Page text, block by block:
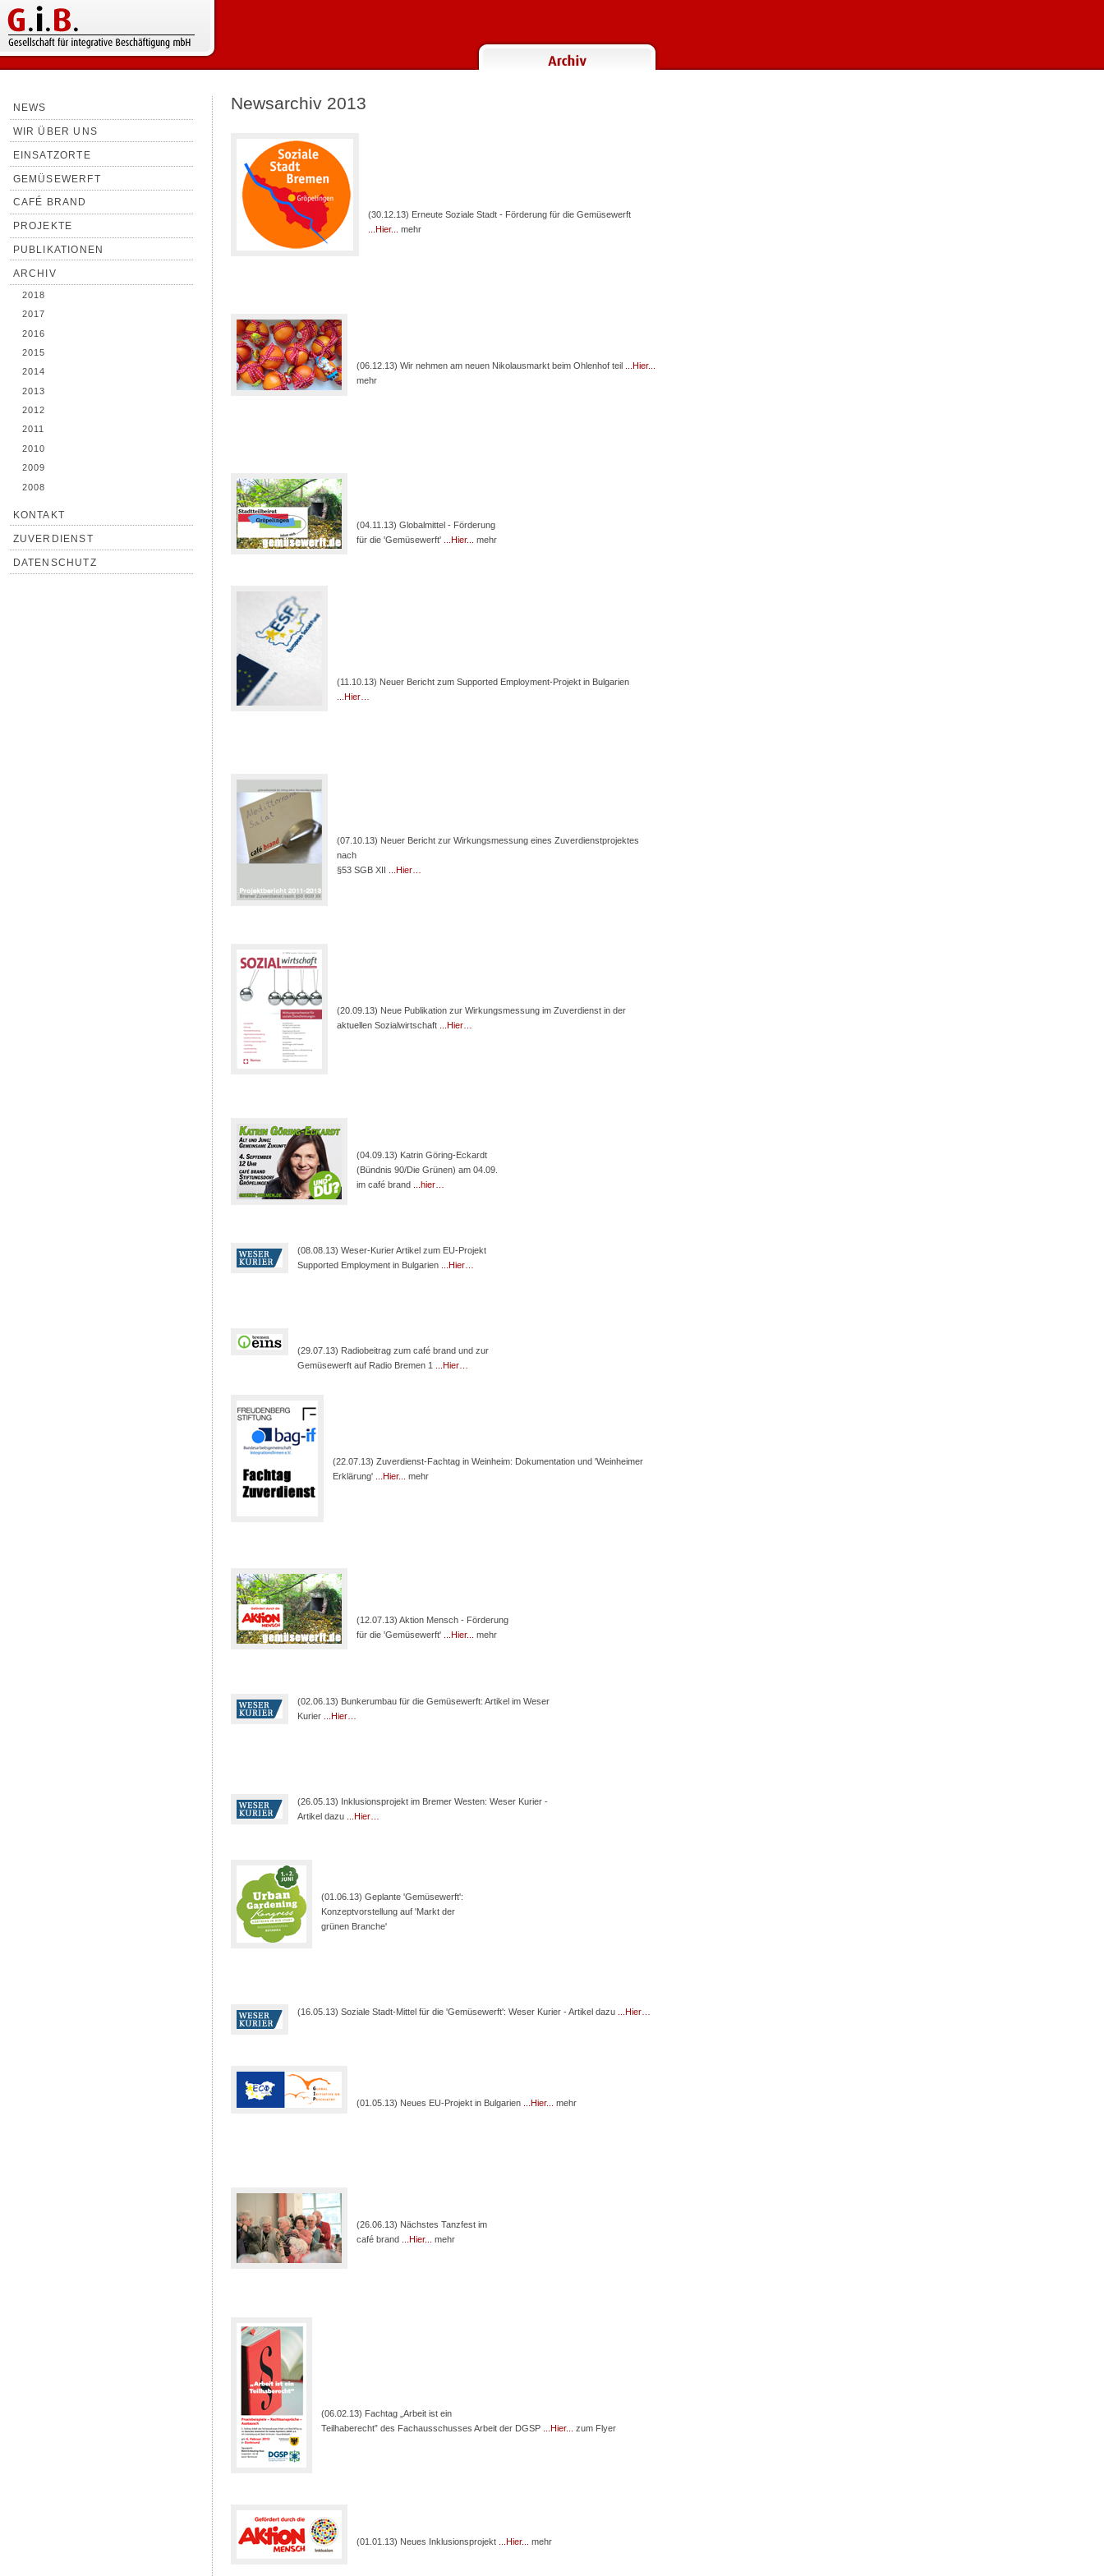
NEWS
WIR ÜBER UNS
EINSATZORTE
GEMÜSEWERFT
CAFÉ BRAND
PROJEKTE
PUBLIKATIONEN
ARCHIV
2018
2017
2016
2015
2014
2013
2012
2011
2010
2009
2008
KONTAKT
ZUVERDIENST
DATENSCHUTZ
Newsarchiv 2013
(30.12.13) Erneute Soziale Stadt - Förderung für die Gemüsewerft
...Hier...
mehr
(06.12.13) Wir nehmen am neuen Nikolausmarkt beim Ohlenhof teil
...Hier...
mehr
(04.11.13) Globalmittel - Förderung
für die 'Gemüsewerft'
...Hier... mehr
(11.10.13) Neuer Bericht zum Supported Employment-Projekt in Bulgarien
...Hier…
(07.10.13) Neuer Bericht zur Wirkungsmessung eines Zuverdienstprojektes
nach
§53 SGB XII
...Hier…
(20.09.13) Neue Publikation zur Wirkungsmessung im Zuverdienst in der
aktuellen Sozialwirtschaft
...Hier…
(04.09.13) Katrin Göring-Eckardt
(Bündnis 90/Die Grünen) am 04.09.
im café brand
...hier…
(08.08.13) Weser-Kurier Artikel zum EU-Projekt
Supported Employment in Bulgarien
...Hier…
(29.07.13) Radiobeitrag zum café brand und zur
Gemüsewerft auf Radio Bremen 1
...Hier…
(22.07.13) Zuverdienst-Fachtag in Weinheim: Dokumentation und 'Weinheimer
Erklärung'
...Hier... mehr
(12.07.13) Aktion Mensch - Förderung
für die 'Gemüsewerft'
...Hier... mehr
(02.06.13) Bunkerumbau für die Gemüsewerft: Artikel im Weser
Kurier
...Hier…
(26.05.13) Inklusionsprojekt im Bremer Westen: Weser Kurier -
Artikel dazu
...Hier…
(01.06.13) Geplante 'Gemüsewerft':
Konzeptvorstellung auf 'Markt der
grünen Branche'
(16.05.13) Soziale Stadt-Mittel für die 'Gemüsewerft': Weser Kurier - Artikel dazu ...Hier…
(01.05.13) Neues EU-Projekt in Bulgarien ...Hier... mehr
(26.06.13) Nächstes Tanzfest im
café brand ...Hier... mehr
(06.02.13) Fachtag „Arbeit ist ein
Teilhaberecht” des Fachausschusses Arbeit der DGSP
...Hier... zum Flyer
(01.01.13) Neues Inklusionsprojekt ...Hier... mehr